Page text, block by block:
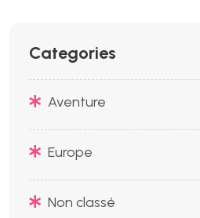
Categories
Aventure
Europe
Non classé